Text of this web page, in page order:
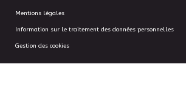
Mentions légales
Information sur le traitement des données personnelles
Gestion des cookies